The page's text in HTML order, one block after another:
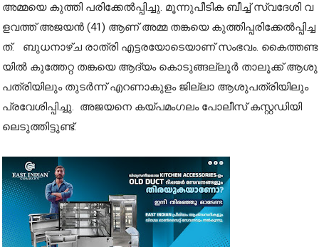
അ​മ്മ​യെ കു​ത്തി പ​രി​ക്കേ​ൽ​പ്പി​ച്ചു. മൂ​ന്നു​പീ​ടി​ക ബീ​ച്ച് സ്വ​ദേ​ശി വ​
ള​വ​ത്ത് അ​ജ​യ​ൻ (41) ആ​ണ് അ​മ്മ ത​ങ്ക​യെ കു​ത്തി​പ്പ​രി​ക്കേ​ൽ​പ്പി​ച്ച​
ത്. ബു​ധ​നാ​ഴ്ച രാ​ത്രി എ​ട്ട​ര​യോ​ടെ​യാ​ണ് സം​ഭ​വം. കൈ​ത്ത​ണ്ട​
യി​ൽ കു​ത്തേ​റ്റ ത​ങ്ക​യെ ആ​ദ്യം കൊ​ടു​ങ്ങ​ല്ലൂ​ർ താ​ലൂ​ക്ക് ആ​ശു​
പ​ത്രി​യി​ലും തു​ട​ർ​ന്ന് എ​റ​ണാ​കു​ളം ജി​ല്ലാ ആ​ശു​പ​ത്രി​യി​ലും
പ്ര​വേ​ശി​പ്പി​ച്ചു. അ​ജ​യ​നെ ക​യ്പ​മം​ഗ​ലം പോ​ലീ​സ് ക​സ്റ്റ​ഡി​യി​
ലെ​ടു​ത്തി​ട്ടു​ണ്ട്.